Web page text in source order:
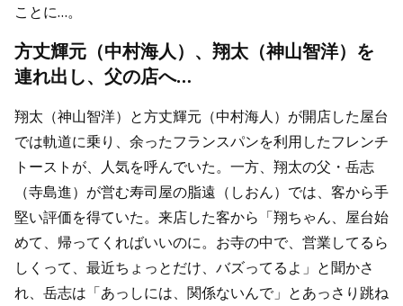
ことに…。
方丈輝元（中村海人）、翔太（神山智洋）を
連れ出し、父の店へ…
翔太（神山智洋）と方丈輝元（中村海人）が開店した屋台
では軌道に乗り、余ったフランスパンを利用したフレンチ
トーストが、人気を呼んでいた。一方、翔太の父・岳志
（寺島進）が営む寿司屋の脂遠（しおん）では、客から手
堅い評価を得ていた。来店した客から「翔ちゃん、屋台始
めて、帰ってくればいいのに。お寺の中で、営業してるら
しくって、最近ちょっとだけ、バズってるよ」と聞かさ
れ、岳志は「あっしには、関係ないんで」とあっさり跳ね